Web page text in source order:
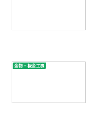
金物・板金工事